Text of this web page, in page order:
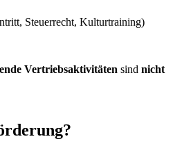
Steuerrecht, Kulturtraining)
Vertriebsaktivitäten sind nicht